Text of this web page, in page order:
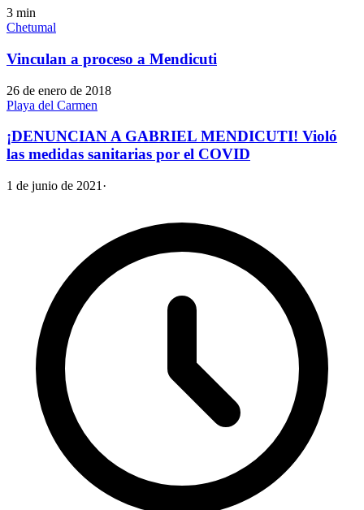
3 min
Chetumal
Vinculan a proceso a Mendicuti
26 de enero de 2018
Playa del Carmen
¡DENUNCIAN A GABRIEL MENDICUTI! Violó
las medidas sanitarias por el COVID
1 de junio de 2021 ·